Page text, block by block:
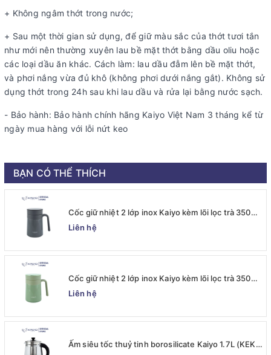
+ Không ngâm thớt trong nước;
+ Sau một thời gian sử dụng, để giữ màu sắc của thớt tươi tắn
như mới nên thường xuyên lau bề mặt thớt bằng dầu oliu hoặc
các loại dầu ăn khác. Cách làm: lau dầu đẫm lên bề mặt thớt,
và phơi nắng vừa đủ khô (không phơi dưới nắng gắt). Không sử
dụng thớt trong 24h sau khi lau dầu và rửa lại bằng nước sạch.
- Bảo hành: Bảo hành chính hãng Kaiyo Việt Nam 3 tháng kể từ
ngày mua hàng với lỗi nứt keo
BẠN CÓ THỂ THÍCH
Cốc giữ nhiệt 2 lớp inox Kaiyo kèm lõi lọc trà 350ml,
màu ghi [mã KTM-6667]
Liên hệ
Cốc giữ nhiệt 2 lớp inox Kaiyo kèm lõi lọc trà 350ml,
màu xanh mint [mã KTM-6650]
Liên hệ
Ấm siêu tốc thuỷ tinh borosilicate Kaiyo 1.7L (KEK-